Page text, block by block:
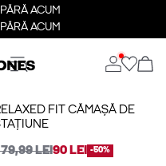
ACUM
ACUM
FIT CĂMAȘĂ DE
LEI90 LEI -50%